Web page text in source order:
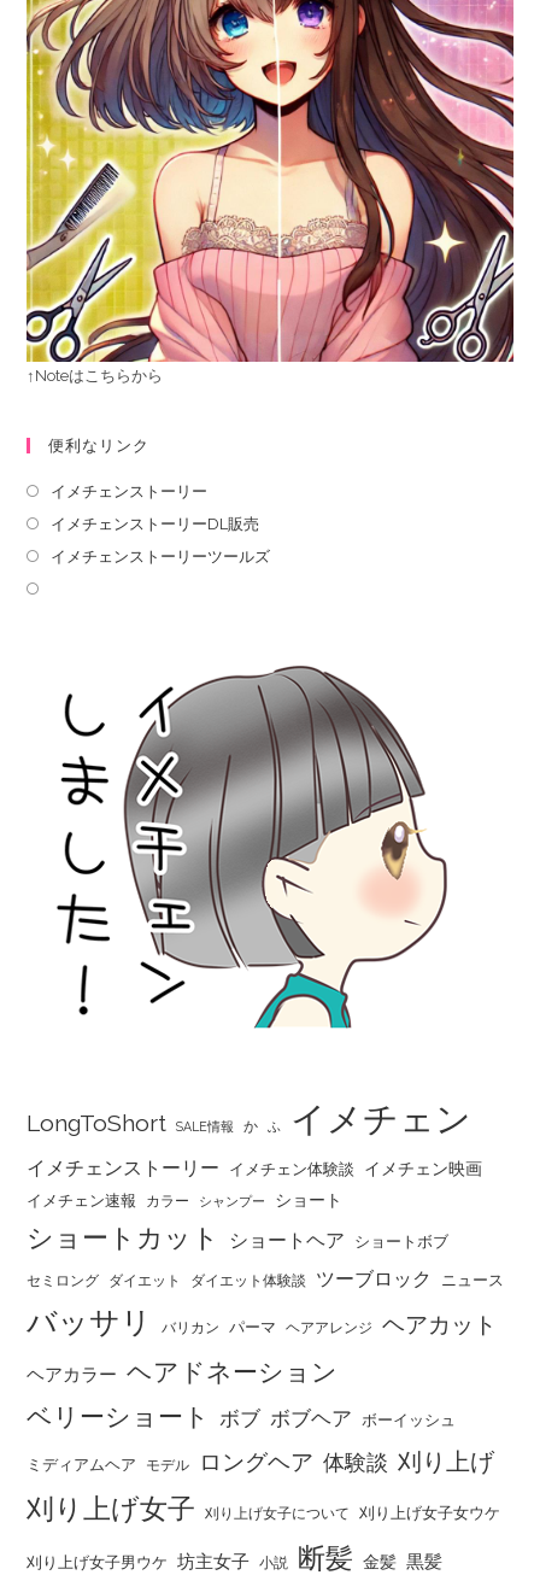
↑Noteはこちらから
便利なリンク
イメチェンストーリー
イメチェンストーリーDL販売
イメチェンストーリーツールズ
LongToShort SALE情報 か ふ イメチェン
イメチェンストーリー イメチェン体験談 イメチェン映画
イメチェン速報 カラー シャンプー ショート
ショートカット ショートヘア ショートボブ
セミロング ダイエット ダイエット体験談 ツーブロック ニュース
バッサリ バリカン パーマ ヘアアレンジ ヘアカット
ヘアカラー ヘアドネーション
ベリーショート
ボブ ボブヘア ボーイッシュ
ミディアムヘア モデル ロングヘア 体験談 刈り上げ
刈り上げ女子 刈り上げ女子について 刈り上げ女子女ウケ
刈り上げ女子男ウケ 坊主女子 小説 断髪 金髪 黒髪